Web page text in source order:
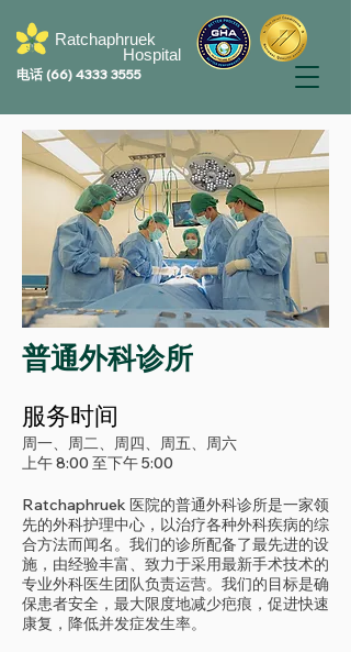
Hospital
Ratchaphruek
电话 (66) 4333 3555
普通外科诊所
服务时间
周一、周二、周四、周五、周六
上午 8:00 至下午 5:00
Ratchaphruek 医院的普通外科诊所是一家领
先的外科护理中心，以治疗各种外科疾病的综
合方法而闻名。我们的诊所配备了最先进的设
施，由经验丰富、致力于采用最新手术技术的
专业外科医生团队负责运营。我们的目标是确
保患者安全，最大限度地减少疤痕，促进快速
康复，降低并发症发生率。